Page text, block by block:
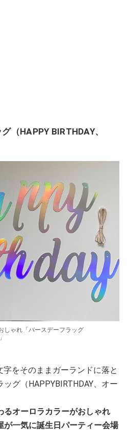
（HAPPY BIRTHDAY、
しゃれ「バースデーフラッグ
字をそのままガーランドに落と
グ（HAPPYBIRTHDAY、オー
るオーロラカラーがおしゃれ
が一気に誕生日パーティー会場